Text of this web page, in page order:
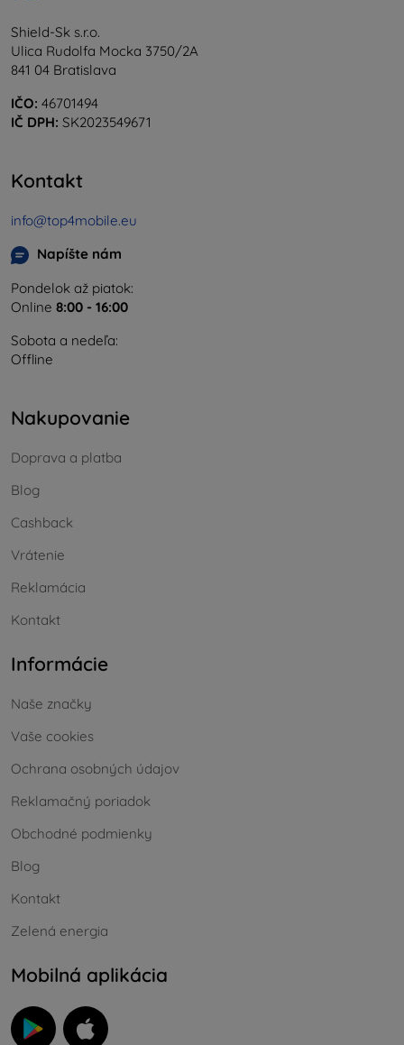
Shield-Sk s.r.o.
Ulica Rudolfa Mocka 3750/2A
841 04 Bratislava
IČO: 46701494
IČ DPH: SK2023549671
Kontakt
info@top4mobile.eu
Napíšte nám
Pondelok až piatok:
Online 8:00 - 16:00
Sobota a nedeľa:
Offline
Nakupovanie
Doprava a platba
Blog
Cashback
Vrátenie
Reklamácia
Kontakt
Informácie
Naše značky
Vaše cookies
Ochrana osobných údajov
Reklamačný poriadok
Obchodné podmienky
Blog
Kontakt
Zelená energia
Mobilná aplikácia